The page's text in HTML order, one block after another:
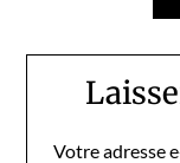
Votre adresse